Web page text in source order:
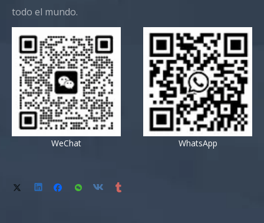
todo el mundo.
WeChat WhatsApp